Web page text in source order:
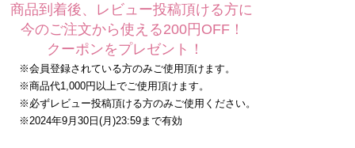
商品到着後、レビュー投稿頂ける方に
今のご注文から使える200円OFF！
クーポンをプレゼント！
※会員登録されている方のみご使用頂けます。
※商品代1,000円以上でご使用頂けます。
※必ずレビュー投稿頂ける方のみご使用ください。
※2024年9月30日(月)23:59まで有効